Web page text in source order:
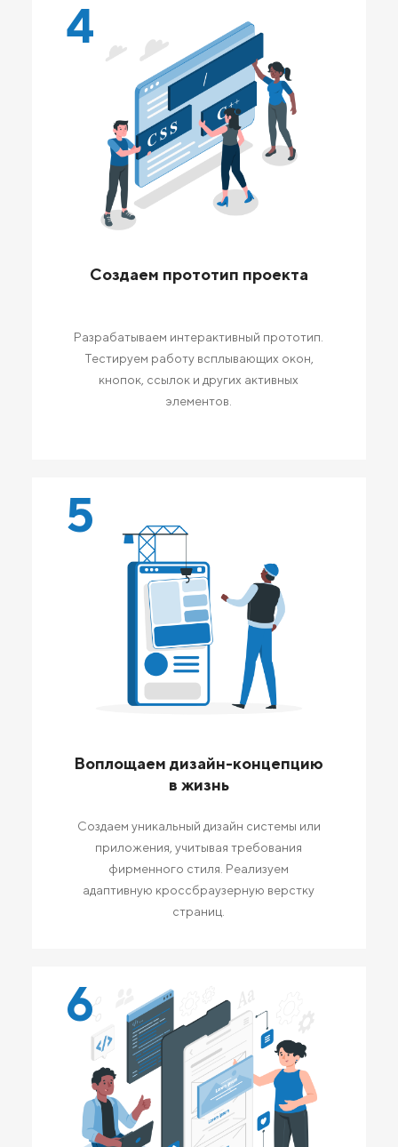
4
Создаем прототип проекта
Разрабатываем интерактивный прототип.
Тестируем работу всплывающих окон,
кнопок, ссылок и других активных
элементов.
5
Воплощаем дизайн-концепцию
в жизнь
Создаем уникальный дизайн системы или
приложения, учитывая требования
фирменного стиля. Реализуем
адаптивную кроссбраузерную верстку
страниц.
6